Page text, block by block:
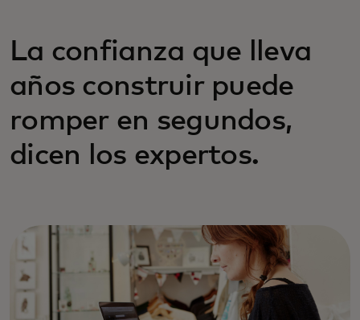
La confianza que lleva
años construir puede
romper en segundos,
dicen los expertos.